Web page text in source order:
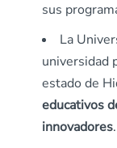
sus
La
universidad
estado de
educativos
innovadores.